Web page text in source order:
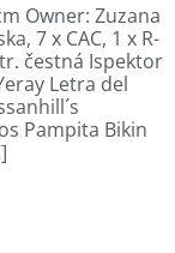
Owner: Zuzana
7 x CAC, 1 x R-
tr. čestná Ispektor
Letra del
Pampita Bikin